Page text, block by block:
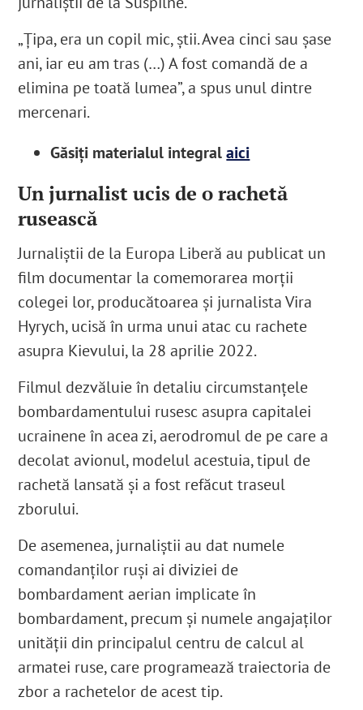
„Țipa, era un copil mic, știi. Avea cinci sau șase
ani, iar eu am tras (…) A fost comandă de a
elimina pe toată lumea”, a spus unul dintre
mercenari.
Găsiți materialul integralaici
Un jurnalist ucis de o rachetă
rusească
Jurnaliștii de la Europa Liberă au publicat un
film documentar la comemorarea morții
colegei lor, producătoarea și jurnalista Vira
Hyrych, ucisă în urma unui atac cu rachete
asupra Kievului, la 28 aprilie 2022.
Filmul dezvăluie în detaliu circumstanțele
bombardamentului rusesc asupra capitalei
ucrainene în acea zi, aerodromul de pe care a
decolat avionul, modelul acestuia, tipul de
rachetă lansată și a fost refăcut traseul
zborului.
De asemenea, jurnaliștii au dat numele
comandanților ruși ai diviziei de
bombardament aerian implicate în
bombardament, precum și numele angajaților
unității din principalul centru de calcul al
armatei ruse, care programează traiectoria de
zbor a rachetelor de acest tip.